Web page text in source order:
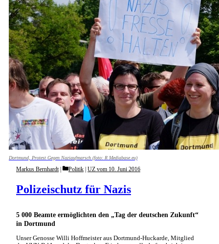
Dortmund, Protest Gegen Naziaufmarsch (foto: R Mediabase.eu)
5 000 Beamte ermöglichten den „Tag der deutschen Zukunft“
in Dortmund
Polizeischutz für Nazis
Markus Bernhardt Categories
Politik UZ vom 10. Juni 2016
Unser Genosse Willi Hoffmeister aus Dortmund-Huckarde, Mitglied